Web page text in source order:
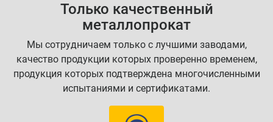
Только качественный
металлопрокат
Мы сотрудничаем только с лучшими заводами,
качество продукции которых проверенно временем,
продукция которых подтверждена многочисленными
испытаниями и сертификатами.